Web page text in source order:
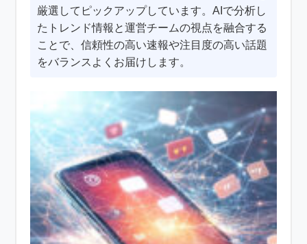
厳選してピックアップしています。AIで分析し
たトレンド情報と運営チームの視点を融合する
ことで、信頼性の高い速報や注目度の高い話題
をバランスよくお届けします。